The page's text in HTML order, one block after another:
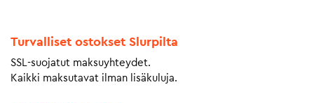
Turvalliset ostokset Slurpilta
SSL-suojatut maksuyhteydet.
Kaikki maksutavat ilman lisäkuluja.